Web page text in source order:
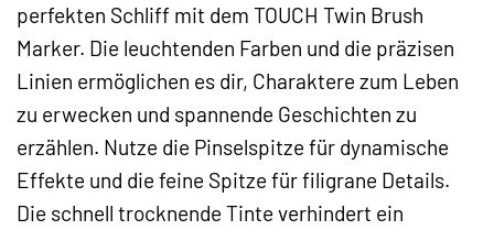
perfekten Schliff mit dem TOUCH Twin Brush
Marker. Die leuchtenden Farben und die präzisen
Linien ermöglichen es dir, Charaktere zum Leben
zu erwecken und spannende Geschichten zu
erzählen. Nutze die Pinselspitze für dynamische
Effekte und die feine Spitze für filigrane Details.
Die schnell trocknende Tinte verhindert ein